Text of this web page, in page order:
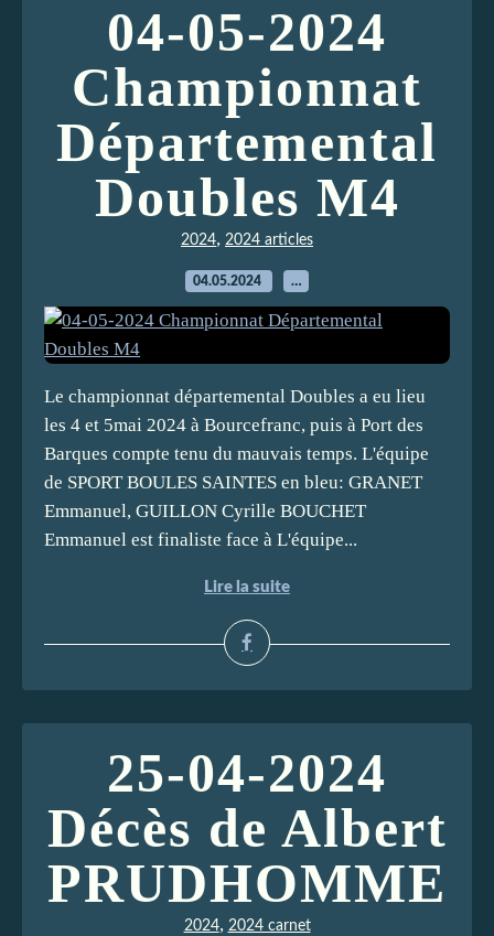
04-05-2024
Championnat
Départemental
Doubles M4
2024, 2024 articles
04.05.2024 …
Le championnat départemental Doubles a eu lieu
les 4 et 5mai 2024 à Bourcefranc, puis à Port des
Barques compte tenu du mauvais temps. L'équipe
de SPORT BOULES SAINTES en bleu: GRANET
Emmanuel, GUILLON Cyrille BOUCHET
Emmanuel est finaliste face à L'équipe...
Lire la suite
25-04-2024
Décès de Albert
PRUDHOMME
2024, 2024 carnet